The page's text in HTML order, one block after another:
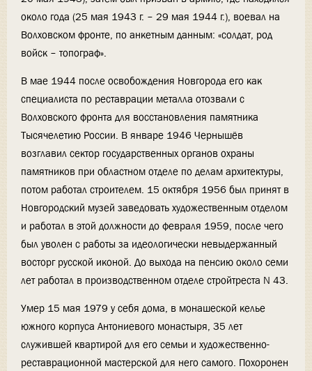
около года (25 мая 1943 г. – 29 мая 1944 г.), воевал на
Волховском фронте, по анкетным данным: «солдат, род
войск – топограф».
В мае 1944 после освобождения Новгорода его как
специалиста по реставрации металла отозвали с
Волховского фронта для восстановления памятника
Тысячелетию России. В январе 1946 Чернышёв
возглавил сектор государственных органов охраны
памятников при областном отделе по делам архитектуры,
потом работал строителем. 15 октября 1956 был принят в
Новгородский музей заведовать художественным отделом
и работал в этой должности до февраля 1959, после чего
был уволен с работы за идеологически невыдержанный
восторг русской иконой. До выхода на пенсию около семи
лет работал в производственном отделе стройтреста N 43.
Умер 15 мая 1979 у себя дома, в монашеской келье
южного корпуса Антониевого монастыря, 35 лет
служившей квартирой для его семьи и художественно-
реставрационной мастерской для него самого. Похоронен